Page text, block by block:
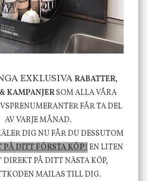
Nicolas Vahé
Serveringsfat, Ostron,
415 kr
INFO KÖP
känsla, upplevelse och
EXKLUSIVARABATTER,
KAMPANJERSOM ALLA VÅRA
FÅR TA DEL
AV VARJE MÅNAD.
DIG NU FÅR DU DESSUTOM
PÅ DITT FÖRSTA KÖP!EN LITEN
DIREKT PÅ DITT NÄSTA KÖP,
MAILAS TILL DIG.